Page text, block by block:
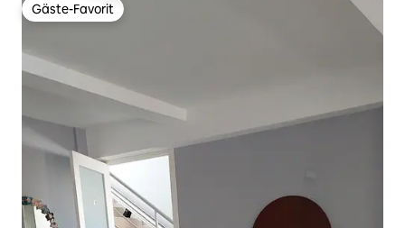
Gäste-Favorit
Gäste-Favorit